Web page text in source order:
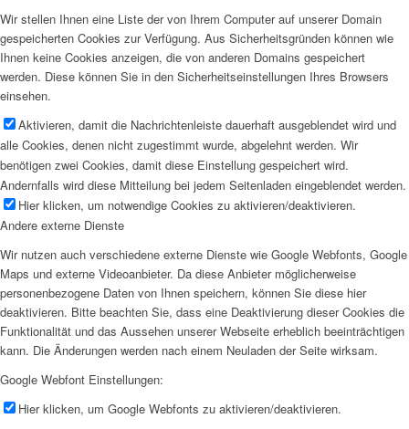
Wir stellen Ihnen eine Liste der von Ihrem Computer auf unserer Domain
gespeicherten Cookies zur Verfügung. Aus Sicherheitsgründen können wie
Ihnen keine Cookies anzeigen, die von anderen Domains gespeichert
werden. Diese können Sie in den Sicherheitseinstellungen Ihres Browsers
einsehen.
Aktivieren, damit die Nachrichtenleiste dauerhaft ausgeblendet wird und
alle Cookies, denen nicht zugestimmt wurde, abgelehnt werden. Wir
benötigen zwei Cookies, damit diese Einstellung gespeichert wird.
Andernfalls wird diese Mitteilung bei jedem Seitenladen eingeblendet werden.
Hier klicken, um notwendige Cookies zu aktivieren/deaktivieren.
Andere externe Dienste
Wir nutzen auch verschiedene externe Dienste wie Google Webfonts, Google
Maps und externe Videoanbieter. Da diese Anbieter möglicherweise
personenbezogene Daten von Ihnen speichern, können Sie diese hier
deaktivieren. Bitte beachten Sie, dass eine Deaktivierung dieser Cookies die
Funktionalität und das Aussehen unserer Webseite erheblich beeinträchtigen
kann. Die Änderungen werden nach einem Neuladen der Seite wirksam.
Google Webfont Einstellungen:
Hier klicken, um Google Webfonts zu aktivieren/deaktivieren.